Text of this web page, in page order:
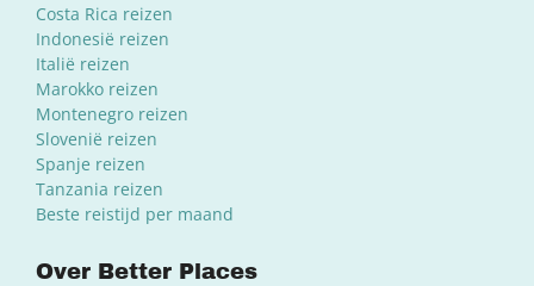
Costa Rica reizen
Indonesië reizen
Italië reizen
Marokko reizen
Montenegro reizen
Slovenië reizen
Spanje reizen
Tanzania reizen
Beste reistijd per maand
Over Better Places